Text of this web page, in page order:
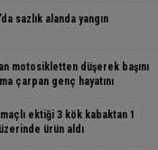
sazlık alanda yangın
motosikletten düşerek başını
çarpan genç hayatını
ektiği 3 kök kabaktan 1
ürün aldı